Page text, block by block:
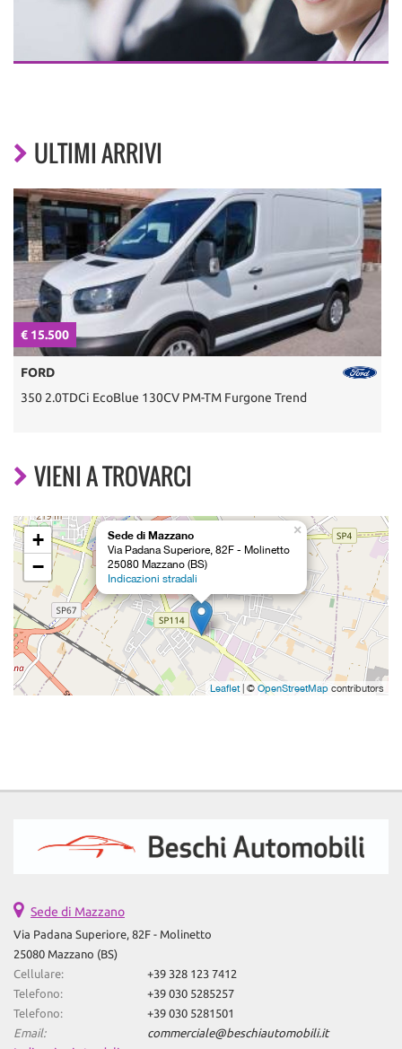
ULTIMI ARRIVI
€ 15.500
FORD
350 2.0TDCi EcoBlue 130CV PM-TM Furgone Trend
VIENI A TROVARCI
Sede di Mazzano
Via Padana Superiore, 82F - Molinetto
25080 Mazzano (BS)
Indicazioni stradali
×
+
−
Leaflet| © OpenStreetMap contributors
Sede di Mazzano
Via Padana Superiore, 82F - Molinetto
25080 Mazzano (BS)
Cellulare:
+39 328 123 7412
Telefono:
+39 030 5285257
Telefono:
+39 030 5281501
Email:
commerciale@beschiautomobili.it